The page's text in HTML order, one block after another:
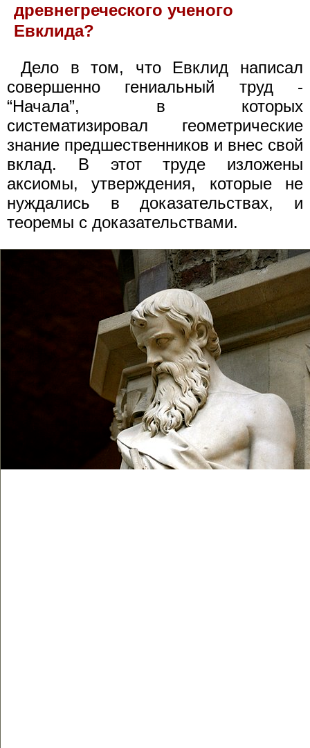
древнегреческого ученого
Евклида?
Дело в том, что Евклид написал
совершенно гениальный труд -
“Начала”, в которых
систематизировал геометрические
знание предшественников и внес свой
вклад. В этот труде изложены
аксиомы, утверждения, которые не
нуждались в доказательствах, и
теоремы с доказательствами.